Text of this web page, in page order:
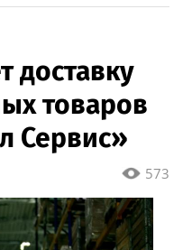
доставку
товаров
Сервис»
573